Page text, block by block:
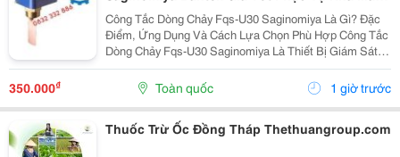
Tại Bến Tre
Công Tắc Dòng Chảy Fqs-U30 Saginomiya Là Gì? Đặc
Điểm, Ứng Dụng Và Cách Lựa Chọn Phù Hợp Công Tắc
Dòng Chảy Fqs-U30 Saginomiya Là Thiết Bị Giám Sát
Lưu Lượng Được Sử Dụng Phổ Biến Trong Các Hệ
Thống Nước Lạnh, Hvac, Chiller, Hệ Thống Bơm,
Đường Ống...
350.000₫ Toàn quốc 1 giờ trước
Thuốc Trừ Ốc Đồng Tháp Thethuangroup.com